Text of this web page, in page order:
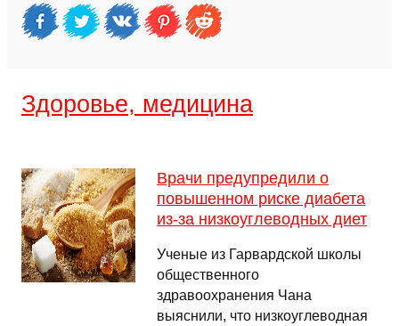
Здоровье, медицина
Врачи предупредили о
повышенном риске диабета
из-за низкоуглеводных диет
Ученые из Гарвардской школы
общественного
здравоохранения Чана
выяснили, что низкоуглеводная